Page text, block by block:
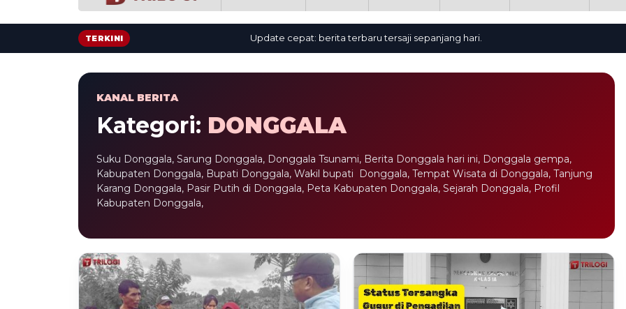
TERKINI Update cepat: berita terbaru tersaji sepanjang hari.
KANAL BERITA
Kategori: DONGGALA
Suku Donggala, Sarung Donggala, Donggala Tsunami, Berita Donggala hari ini, Donggala gempa,
Kabupaten Donggala, Bupati Donggala, Wakil bupati Donggala, Tempat Wisata di Donggala, Tanjung
Karang Donggala, Pasir Putih di Donggala, Peta Kabupaten Donggala, Sejarah Donggala, Profil
Kabupaten Donggala,